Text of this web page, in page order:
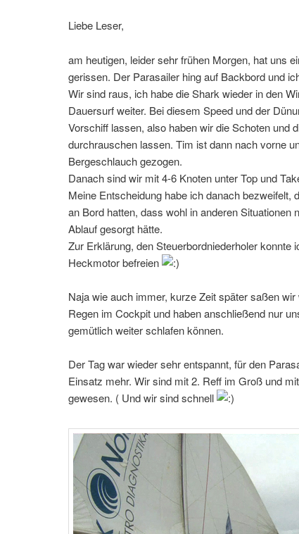
Liebe Leser,
am heutigen, leider sehr frühen Morgen, hat uns
gerissen. Der Parasailer hing auf Backbord und
Wir sind raus, ich habe die Shark wieder in den
Dauersurf weiter. Bei diesem Speed und der
Vorschiff lassen, also haben wir die Schoten und
durchrauschen lassen. Tim ist dann nach vorne
Bergeschlauch gezogen.
Danach sind wir mit 4-6 Knoten unter Top und
Meine Entscheidung habe ich danach bezweifelt,
an Bord hatten, dass wohl in anderen Situationen
Ablauf gesorgt hätte.
Zur Erklärung, den Steuerbordniederholer konnte
Heckmotor befreien
Naja wie auch immer, kurze Zeit später saßen
Regen im Cockpit und haben anschließend nur
gemütlich weiter schlafen können.
Der Tag war wieder sehr entspannt, für den
Einsatz mehr. Wir sind mit 2. Reff im Groß und
gewesen. ( Und wir sind schnell